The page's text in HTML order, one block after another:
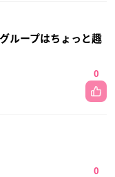
ループはちょっと趣
0
0